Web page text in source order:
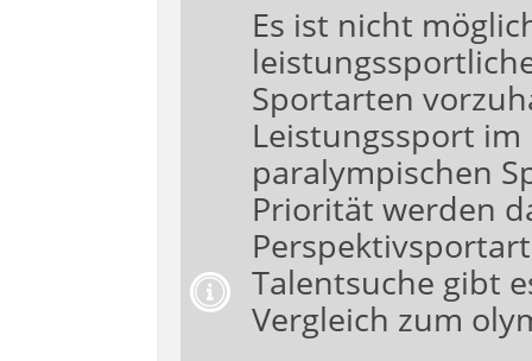
Es ist nicht
Sportarten
Leistungssport im
paralympischen
Priorität werden
Talentsuche gibt
Vergleich zum